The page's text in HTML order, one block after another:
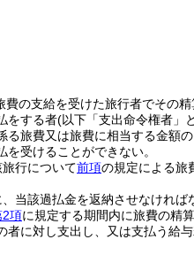
の支給を受けた旅行者でその
をする者(以下「支出命令権者」
旅費又は旅費に相当する金額
受けることができない。
行について前項の規定による旅
当該過払金を返納させなければ
2項に規定する期間内に旅費の精
に対し支出し、又は支払う給